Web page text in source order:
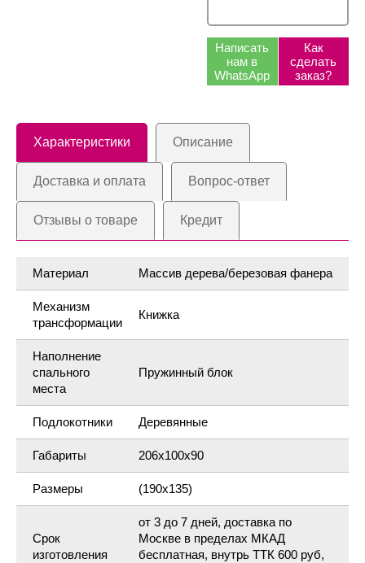
Написать
нам в
WhatsApp
Как
сделать
заказ?
Характеристики Описание
Доставка и оплата Вопрос-ответ
Отзывы о товаре Кредит
Материал Массив дерева/березовая фанера
Механизм
трансформации
Книжка
Наполнение
спального
места
Пружинный блок
Подлокотники Деревянные
Габариты 206х100х90
Размеры (190х135)
Срок
изготовления
от 3 до 7 дней, доставка по
Москве в пределах МКАД
бесплатная, внутрь ТТК 600 руб,